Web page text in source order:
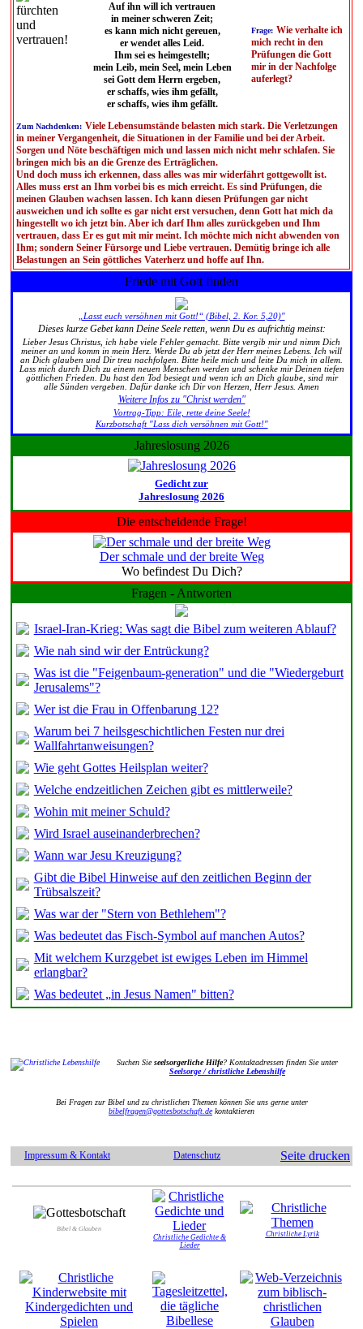
Auf ihn will ich vertrauen
in meiner schweren Zeit;
es kann mich nicht gereuen,
er wendet alles Leid.
Ihm sei es heimgestellt;
mein Leib, mein Seel, mein Leben
sei Gott dem Herrn ergeben,
er schaffs, wies ihm gefällt,
er schaffs, wies ihm gefällt.
Frage: Wie verhalte ich
mich recht in den
Prüfungen die Gott
mir in der Nachfolge
auferlegt?
Zum Nachdenken: Viele Lebensumstände belasten mich stark. Die Verletzungen
in meiner Vergangenheit, die Situationen in der Familie und bei der Arbeit.
Sorgen und Nöte beschäftigen mich und lassen mich nicht mehr schlafen. Sie
bringen mich bis an die Grenze des Erträglichen.
Und doch muss ich erkennen, dass alles was mir widerfährt gottgewollt ist.
Alles muss erst an Ihm vorbei bis es mich erreicht. Es sind Prüfungen, die
meinen Glauben wachsen lassen. Ich kann diesen Prüfungen gar nicht
ausweichen und ich sollte es gar nicht erst versuchen, denn Gott hat mich da
hingestellt wo ich jetzt bin. Aber ich darf Ihm alles zurückgeben und Ihm
vertrauen, dass Er es gut mit mir meint. Ich möchte mich nicht abwenden von
Ihm; sondern Seiner Fürsorge und Liebe vertrauen. Demütig bringe ich alle
Belastungen an Sein göttliches Vaterherz und hoffe auf Ihn.
Friede mit Gott finden
„Lasst euch versöhnen mit Gott!“ (Bibel, 2. Kor. 5,20)"
Dieses kurze Gebet kann Deine Seele retten, wenn Du es aufrichtig meinst:
Lieber Jesus Christus, ich habe viele Fehler gemacht. Bitte vergib mir und nimm Dich
meiner an und komm in mein Herz. Werde Du ab jetzt der Herr meines Lebens. Ich will
an Dich glauben und Dir treu nachfolgen. Bitte heile mich und leite Du mich in allem.
Lass mich durch Dich zu einem neuen Menschen werden und schenke mir Deinen tiefen
göttlichen Frieden. Du hast den Tod besiegt und wenn ich an Dich glaube, sind mir
alle Sünden vergeben. Dafür danke ich Dir von Herzen, Herr Jesus. Amen
Weitere Infos zu "Christ werden"
Vortrag-Tipp: Eile, rette deine Seele!
Kurzbotschaft "Lass dich versöhnen mit Gott!"
Jahreslosung 2026
Gedicht zur
Jahreslosung 2026
Die entscheidende Frage!
Der schmale und der breite Weg
Wo befindest Du Dich?
Fragen - Antworten
Israel-Iran-Krieg: Was sagt die Bibel zum weiteren Ablauf?
Wie nah sind wir der Entrückung?
Was ist die "Feigenbaum-generation" und die "Wiedergeburt
Jerusalems"?
Wer ist die Frau in Offenbarung 12?
Warum bei 7 heilsgeschichtlichen Festen nur drei
Wallfahrtanweisungen?
Wie geht Gottes Heilsplan weiter?
Welche endzeitlichen Zeichen gibt es mittlerweile?
Wohin mit meiner Schuld?
Wird Israel auseinanderbrechen?
Wann war Jesu Kreuzigung?
Gibt die Bibel Hinweise auf den zeitlichen Beginn der
Trübsalszeit?
Was war der "Stern von Bethlehem"?
Was bedeutet das Fisch-Symbol auf manchen Autos?
Mit welchem Kurzgebet ist ewiges Leben im Himmel
erlangbar?
Was bedeutet „in Jesus Namen" bitten?
Suchen Sieseelsorgerliche Hilfe? Kontaktadressen finden Sie unter
Seelsorge / christliche Lebenshilfe
Bei Fragen zur Bibel und zu christlichen Themen können Sie uns gerne unter
bibelfragen@gottesbotschaft.dekontaktieren
Impressum & Kontakt Datenschutz Seite drucken
Bibel & Glauben
Christliche Gedichte &
Lieder
Christliche Lyrik